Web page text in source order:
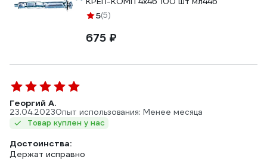
5(5)
675 ₽
Георгий А.
23.04.2023Опыт использования: Менее месяца
Товар куплен у нас
Достоинства:
Держат исправно